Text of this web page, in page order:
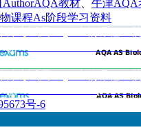
作
者
Author分
类
AQA教材、 牛津AQA
课程As阶段学习资料
Revision Notes Genetic
Revision Notes Species &
号-6